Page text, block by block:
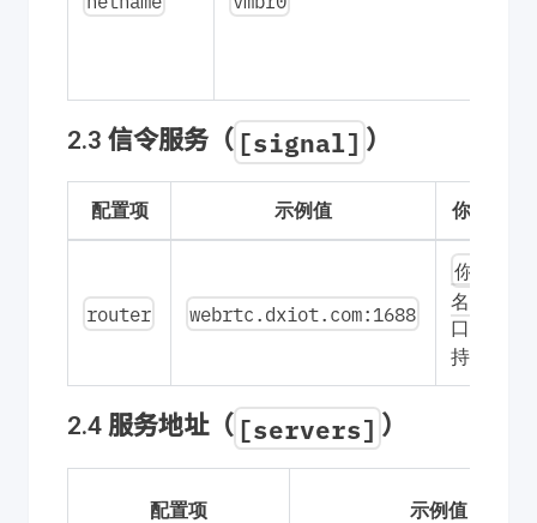
2.3 信令服务（ [signal] ）
配置项 示例值 你要填的
router webrtc.dxiot.com:1688
你的域
名:1688
口
持不变）
2.4 服务地址（ [servers] ）
配置项 示例值